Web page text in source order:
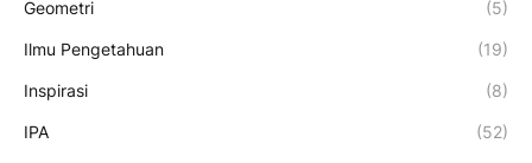
Geometri (5)
Ilmu Pengetahuan (19)
Inspirasi (8)
IPA (52)